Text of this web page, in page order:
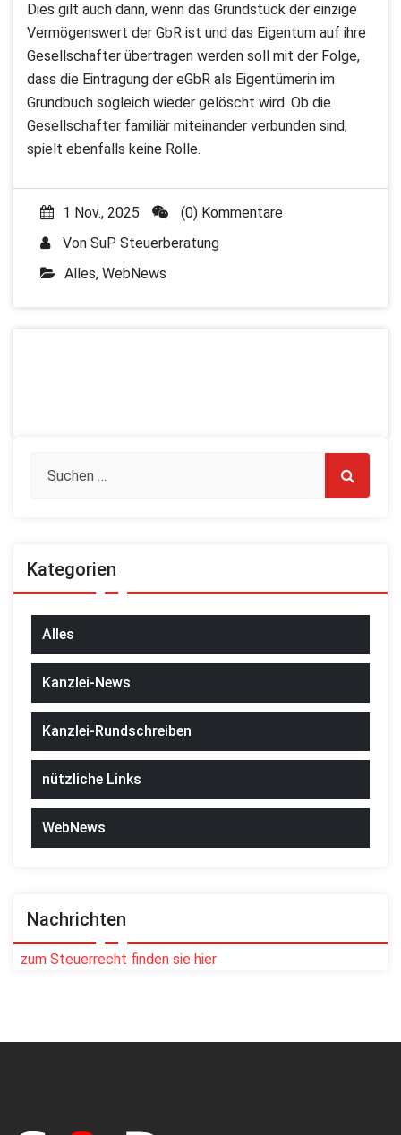
Dies gilt auch dann, wenn das Grundstück der einzige
Vermögenswert der GbR ist und das Eigentum auf ihre
Gesellschafter übertragen werden soll mit der Folge,
dass die Eintragung der eGbR als Eigentümerin im
Grundbuch sogleich wieder gelöscht wird. Ob die
Gesellschafter familiär miteinander verbunden sind,
spielt ebenfalls keine Rolle.
1 Nov., 2025
(0) Kommentare
Von SuP Steuerberatung
Alles, WebNews
Kategorien
Alles
Kanzlei-News
Kanzlei-Rundschreiben
nützliche Links
WebNews
Nachrichten
zum Steuerrecht finden sie hier